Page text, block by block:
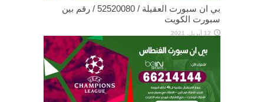
بي ان سبورت العقيلة / 52520080 / رقم بين
سبورت الكويت
12 أبريل، 2021